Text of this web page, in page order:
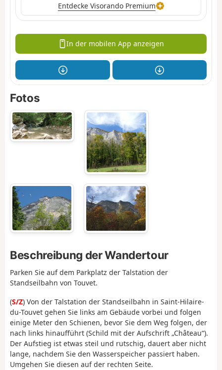
Entdecke Visorando Premium
In der mobilen App anzeigen
Fotos
Beschreibung der Wandertour
Parken Sie auf dem Parkplatz der Talstation der
Standseilbahn von Touvet.
(S/Z) Von der Talstation der Standseilbahn in Saint-Hilaire-
du-Touvet gehen Sie links am Gebäude vorbei und folgen
einige Meter den Schienen, bevor Sie dem Weg folgen, der
nach links hinaufführt (Schild mit der Aufschrift „Château“).
Der Aufstieg ist etwas steil und rutschig, dauert aber nicht
lange, nachdem Sie den Wasserspeicher passiert haben.
Umgehen Sie diesen auf der rechten Seite.